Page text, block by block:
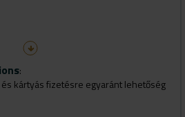
elégedett vendégeim növekvő
kapsz, hanem egy frissítő, önbizalom-
:
kártyás fizetésre egyaránt lehetőség